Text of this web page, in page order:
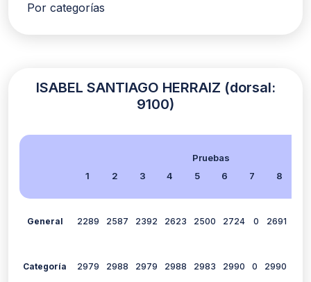
Por categorías
ISABEL SANTIAGO HERRAIZ (dorsal:
9100)
Pruebas
1
2 3 4 5 6 7 8
General 2289 2587 2392 2623 2500 2724 0 2691
Categoría 2979 2988 2979 2988 2983 2990 0 2990